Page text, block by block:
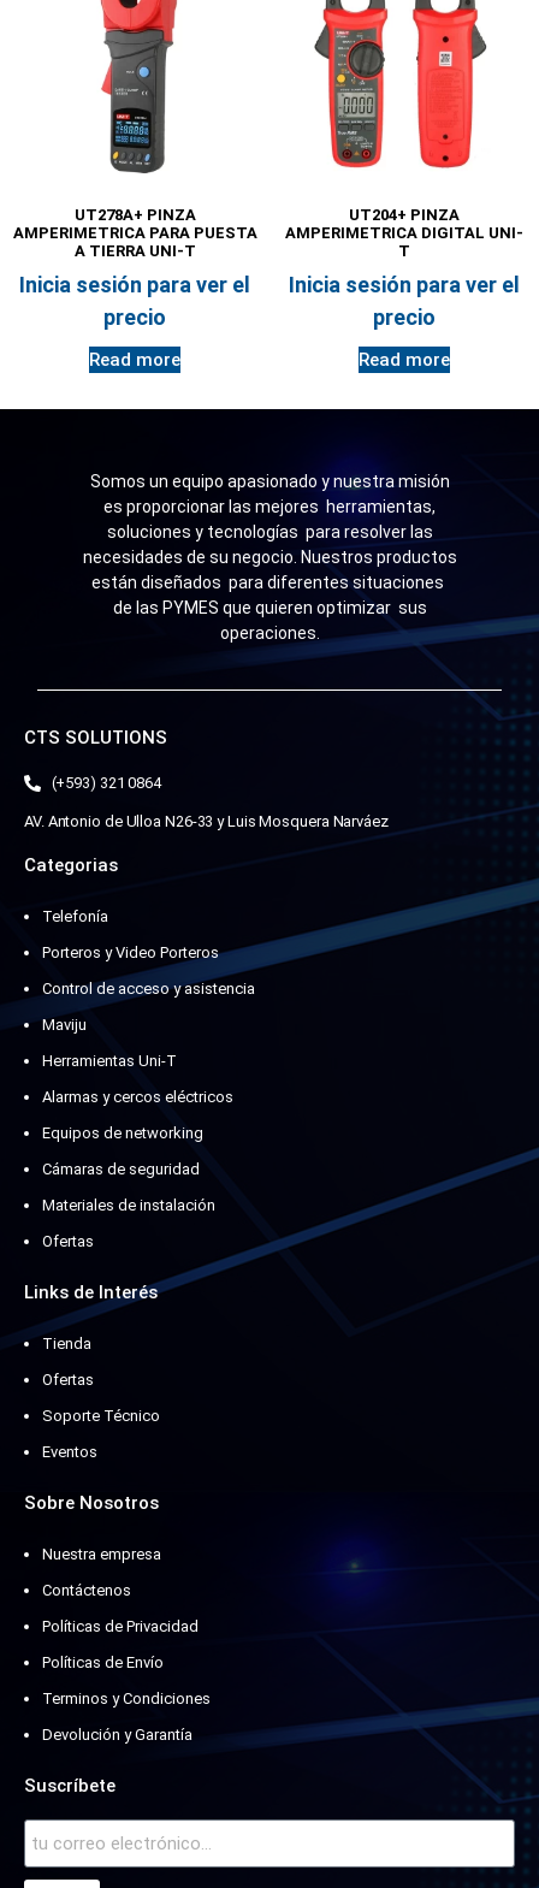
UT278A+ PINZA
AMPERIMETRICA PARA PUESTA
A TIERRA UNI-T
Inicia sesión para ver el
precio
Read more
UT204+ PINZA
AMPERIMETRICA DIGITAL UNI-
T
Inicia sesión para ver el
precio
Read more
Somos un equipo apasionado y nuestra misión
es proporcionar las mejores herramientas,
soluciones y tecnologías para resolver las
necesidades de su negocio. Nuestros productos
están diseñados para diferentes situaciones
de las PYMES que quieren optimizar sus
operaciones.
CTS SOLUTIONS
(+593) 321 0864
AV. Antonio de Ulloa N26-33 y Luis Mosquera Narváez
Categorias
Telefonía
Porteros y Video Porteros
Control de acceso y asistencia
Maviju
Herramientas Uni-T
Alarmas y cercos eléctricos
Equipos de networking
Cámaras de seguridad
Materiales de instalación
Ofertas
Links de Interés
Tienda
Ofertas
Soporte Técnico
Eventos
Sobre Nosotros
Nuestra empresa
Contáctenos
Políticas de Privacidad
Políticas de Envío
Terminos y Condiciones
Devolución y Garantía
Suscríbete